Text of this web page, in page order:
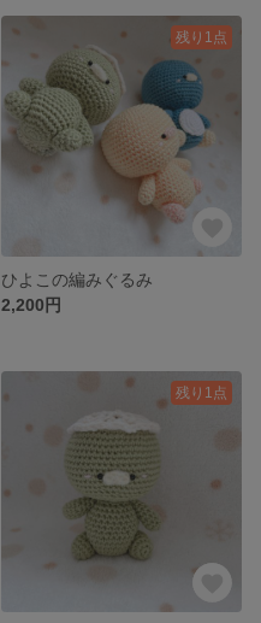
残り1点
ひよこの編みぐるみ
2,200円
残り1点